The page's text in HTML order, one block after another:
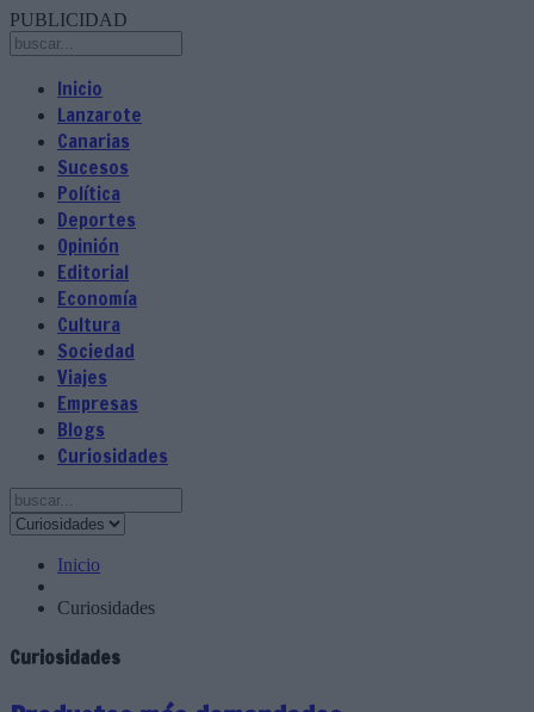
PUBLICIDAD
Inicio
Lanzarote
Canarias
Sucesos
Política
Deportes
Opinión
Editorial
Economía
Cultura
Sociedad
Viajes
Empresas
Blogs
Curiosidades
Inicio
Curiosidades
Curiosidades